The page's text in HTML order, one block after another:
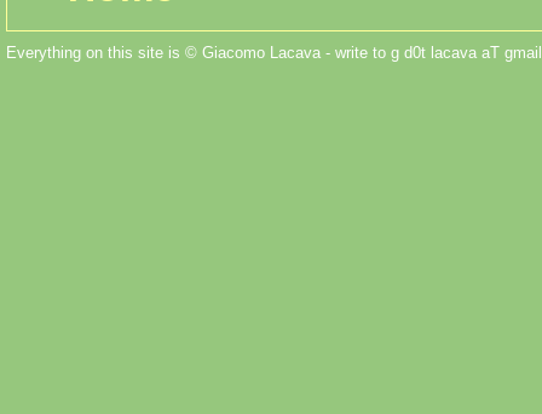
Everything on this site is © Giacomo Lacava - write to g d0t lacava aT